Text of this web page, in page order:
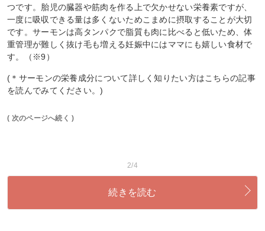
つです。胎児の臓器や筋肉を作る上で欠かせない栄養素ですが、
一度に吸収できる量は多くないためこまめに摂取することが大切
です。サーモンは高タンパクで脂質も肉に比べると低いため、体
重管理が難しく抜け毛も増える妊娠中にはママにも嬉しい食材で
す。（※9）
(＊サーモンの栄養成分について詳しく知りたい方はこちらの記事
を読んでみてください。)
( 次のページへ続く )
2/4
続きを読む